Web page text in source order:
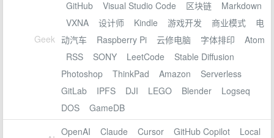
Geek
GitHub
Visual Studio Code 区块链
Markdown
VXNA
设计师 Kindle 游戏开发 商业模式
电
动汽车
Raspberry Pi 云修电脑 字体排印
Atom
RSS
SONY LeetCode
Stable Diffusion
Photoshop
ThinkPad Amazon
Serverless
GitLab
IPFS DJI LEGO Blender
Logseq
DOS
GameDB
OpenAI Claude Cursor GitHub Copilot
Local